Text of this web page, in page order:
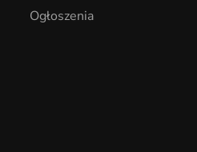
Ogłoszenia